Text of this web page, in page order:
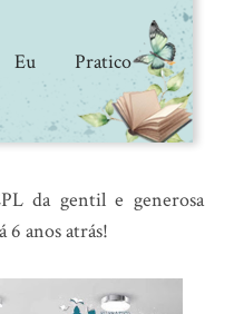
Pratico
da gentil e generosa
6 anos atrás!